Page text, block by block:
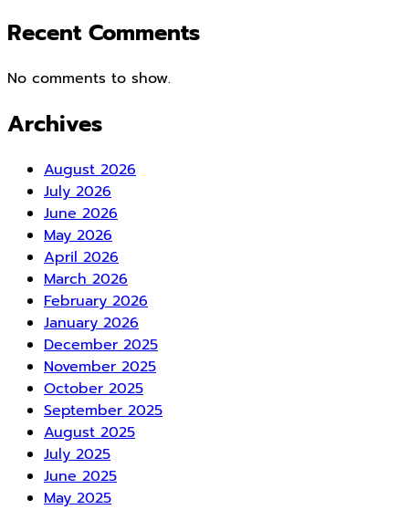
Recent Comments
No comments to show.
Archives
August 2026
July 2026
June 2026
May 2026
April 2026
March 2026
February 2026
January 2026
December 2025
November 2025
October 2025
September 2025
August 2025
July 2025
June 2025
May 2025